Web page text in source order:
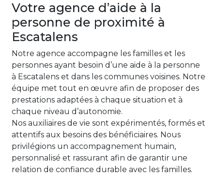
Votre agence d’aide à la
personne de proximité à
Escatalens
Notre agence accompagne les familles et les
personnes ayant besoin d’une aide à la personne
à Escatalens et dans les communes voisines. Notre
équipe met tout en œuvre afin de proposer des
prestations adaptées à chaque situation et à
chaque niveau d’autonomie.
Nos auxiliaires de vie sont expérimentés, formés et
attentifs aux besoins des bénéficiaires. Nous
privilégions un accompagnement humain,
personnalisé et rassurant afin de garantir une
relation de confiance durable avec les familles.